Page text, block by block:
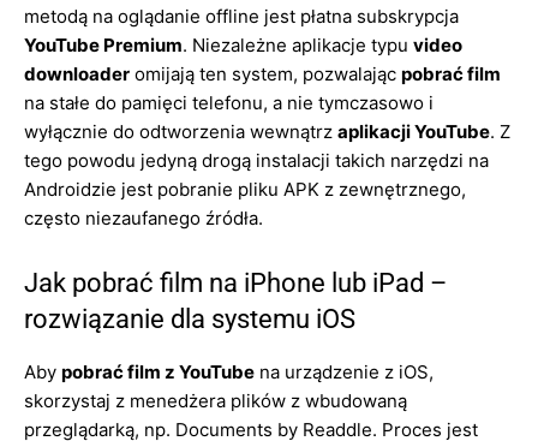
metodą na oglądanie offline jest płatna subskrypcja
YouTube Premium. Niezależne aplikacje typu video
downloader omijają ten system, pozwalając pobrać film
na stałe do pamięci telefonu, a nie tymczasowo i
wyłącznie do odtworzenia wewnątrz aplikacji YouTube. Z
tego powodu jedyną drogą instalacji takich narzędzi na
Androidzie jest pobranie pliku APK z zewnętrznego,
często niezaufanego źródła.
Jak pobrać film na iPhone lub iPad –
rozwiązanie dla systemu iOS
Aby pobrać film z YouTube na urządzenie z iOS,
skorzystaj z menedżera plików z wbudowaną
przeglądarką, np. Documents by Readdle. Proces jest